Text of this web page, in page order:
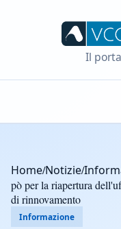
Il
Home/Notizie/
pò per la riapertura
di rinnovamento
Informazione